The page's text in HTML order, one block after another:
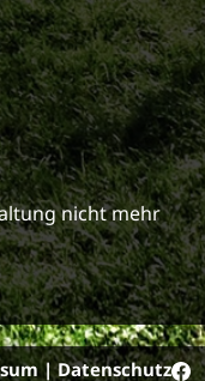
nicht mehr
|Datenschutz